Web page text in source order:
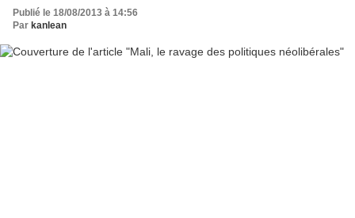
Publié le 18/08/2013 à 14:56
Par kanlean